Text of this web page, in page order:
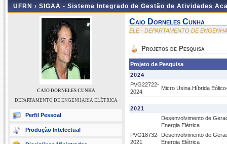
UFRN › SIGAA - Sistema Integrado de Gestão de Atividades
CAIO DORNELES CUNHA
DEPARTAMENTO DE ENGENHARIA ELÉTRICA
Perfil Pessoal
Produção Intelectual
Caio Dorneles Cunha
ELE - DEPARTAMENTO DE
Projetos de Pesquisa
Projeto de Pesquisa
2024
PVG22722-
2024
Micro Usina Híbrida
2021
Desenvolvimento de
Energia Elétrica
PVG18732-
2021
Desenvolvimento de
Energia Elétrica